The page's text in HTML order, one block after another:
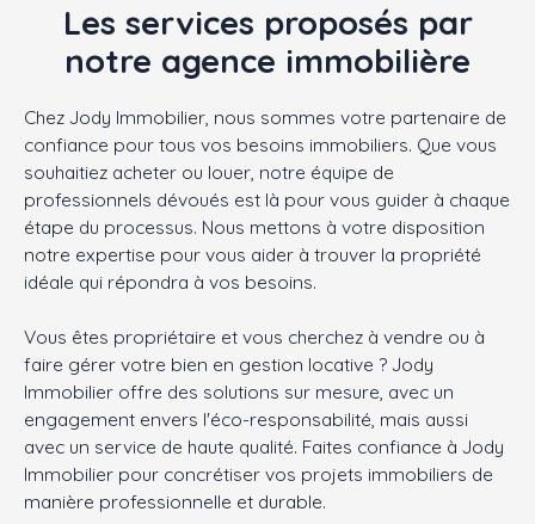
Les services proposés par
notre agence immobilière
Chez Jody Immobilier, nous sommes votre partenaire de
confiance pour tous vos besoins immobiliers. Que vous
souhaitiez acheter ou louer, notre équipe de
professionnels dévoués est là pour vous guider à chaque
étape du processus. Nous mettons à votre disposition
notre expertise pour vous aider à trouver la propriété
idéale qui répondra à vos besoins.
Vous êtes propriétaire et vous cherchez à vendre ou à
faire gérer votre bien en gestion locative ? Jody
Immobilier offre des solutions sur mesure, avec un
engagement envers l'éco-responsabilité, mais aussi
avec un service de haute qualité. Faites confiance à Jody
Immobilier pour concrétiser vos projets immobiliers de
manière professionnelle et durable.